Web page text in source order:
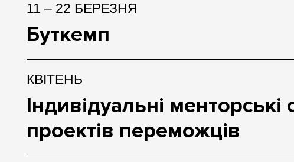
11 – 22 БЕРЕЗНЯ
Буткемп
КВІТЕНЬ
Індивідуальні менторські
проектів переможців